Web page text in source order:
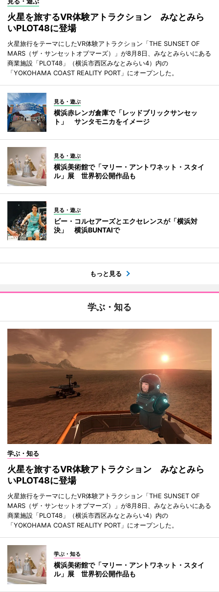
火星を旅するVR体験アトラクション みなとみら
いPLOT48に登場
火星旅行をテーマにしたVR体験アトラクション「THE SUNSET OF
MARS（ザ・サンセットオブマーズ）」が8月8日、みなとみらいにある
商業施設「PLOT48」（横浜市西区みなとみらい4）内の
「YOKOHAMA COAST REALITY PORT」にオープンした。
見る・遊ぶ
横浜赤レンガ倉庫で「レッドブリックサンセッ
ト」 サンタモニカをイメージ
見る・遊ぶ
横浜美術館で「マリー・アントワネット・スタイ
ル」展 世界初公開作品も
見る・遊ぶ
ビー・コルセアーズとエクセレンスが「横浜対
決」 横浜BUNTAIで
もっと見る
学ぶ・知る
学ぶ・知る
火星を旅するVR体験アトラクション みなとみら
いPLOT48に登場
火星旅行をテーマにしたVR体験アトラクション「THE SUNSET OF
MARS（ザ・サンセットオブマーズ）」が8月8日、みなとみらいにある
商業施設「PLOT48」（横浜市西区みなとみらい4）内の
「YOKOHAMA COAST REALITY PORT」にオープンした。
学ぶ・知る
横浜美術館で「マリー・アントワネット・スタイ
ル」展 世界初公開作品も